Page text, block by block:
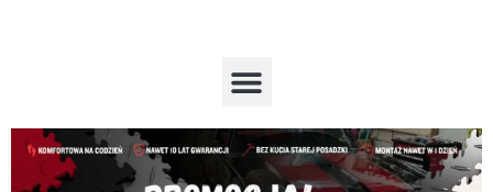
Menu